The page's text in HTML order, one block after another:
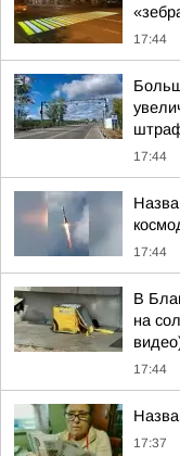
17:44
17:44
17:44
В
на
17:44
17:37